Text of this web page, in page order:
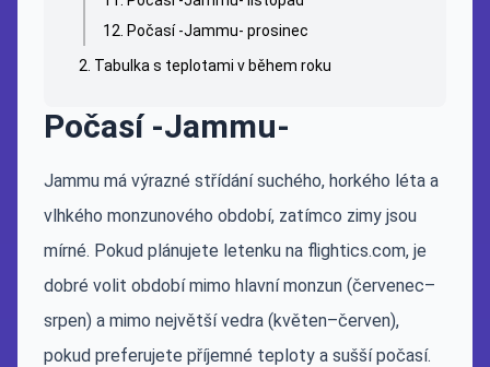
Počasí -Jammu- prosinec
Tabulka s teplotami v během roku
Počasí -Jammu-
Jammu má výrazné střídání suchého, horkého léta a
vlhkého monzunového období, zatímco zimy jsou
mírné. Pokud plánujete letenku na flightics.com, je
dobré volit období mimo hlavní monzun (červenec–
srpen) a mimo největší vedra (květen–červen),
pokud preferujete příjemné teploty a sušší počasí.